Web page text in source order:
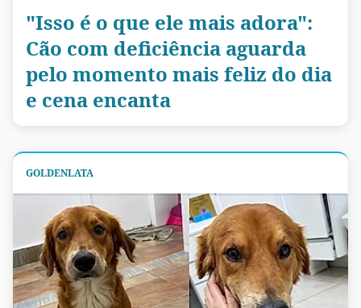
"Isso é o que ele mais adora":
Cão com deficiência aguarda
pelo momento mais feliz do dia
e cena encanta
GOLDENLATA